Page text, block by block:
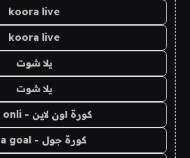
koora live
koora live
يلا شوت
يلا شوت
كورة اون لاين - kora onli
كورة جول - kora goal